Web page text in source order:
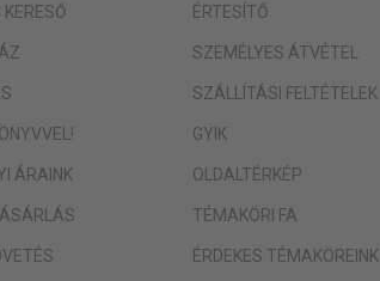
ÁRAINK
ÉRTESÍTŐ
SZEMÉLYES ÁTVÉTEL
SZÁLLÍTÁSI FELTÉTELEK
GYIK
OLDALTÉRKÉP
TÉMAKÖRI FA
ÉRDEKES TÉMAKÖREINK